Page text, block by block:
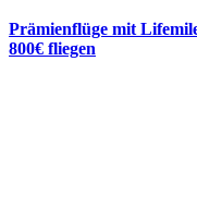
Prämienflüge mit
800€ fliegen